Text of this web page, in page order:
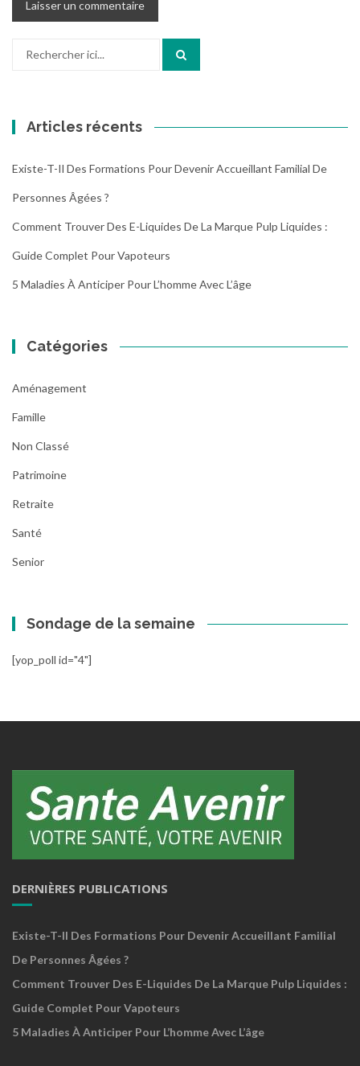
Articles récents
Existe-T-Il Des Formations Pour Devenir Accueillant Familial De
Personnes Âgées ?
Comment Trouver Des E-Liquides De La Marque Pulp Liquides :
Guide Complet Pour Vapoteurs
5 Maladies À Anticiper Pour L’homme Avec L’âge
Catégories
Aménagement
Famille
Non Classé
Patrimoine
Retraite
Santé
Senior
Sondage de la semaine
[yop_poll id="4"]
DERNIÈRES PUBLICATIONS
Existe-T-Il Des Formations Pour Devenir Accueillant Familial
De Personnes Âgées ?
Comment Trouver Des E-Liquides De La Marque Pulp Liquides :
Guide Complet Pour Vapoteurs
5 Maladies À Anticiper Pour L’homme Avec L’âge